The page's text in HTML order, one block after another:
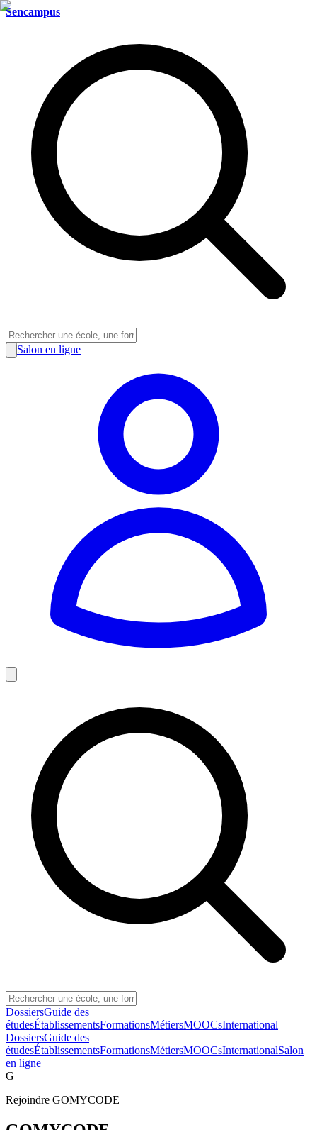
Sencampus
Salon en ligne
DossiersGuide des
étudesÉtablissementsFormationsMétiersMOOCsInternational
DossiersGuide des
étudesÉtablissementsFormationsMétiersMOOCsInternationalSalon
en ligne
G
Rejoindre GOMYCODE